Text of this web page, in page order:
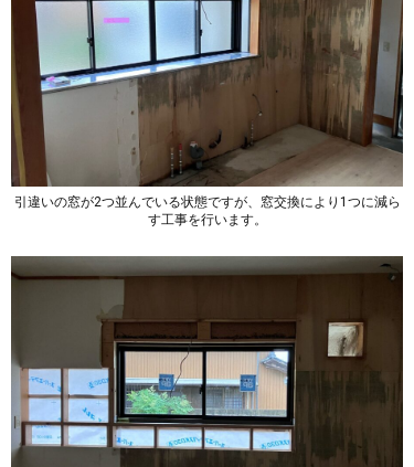
引違いの窓が2つ並んでいる状態ですが、窓交換により1つに減ら
す工事を行います。